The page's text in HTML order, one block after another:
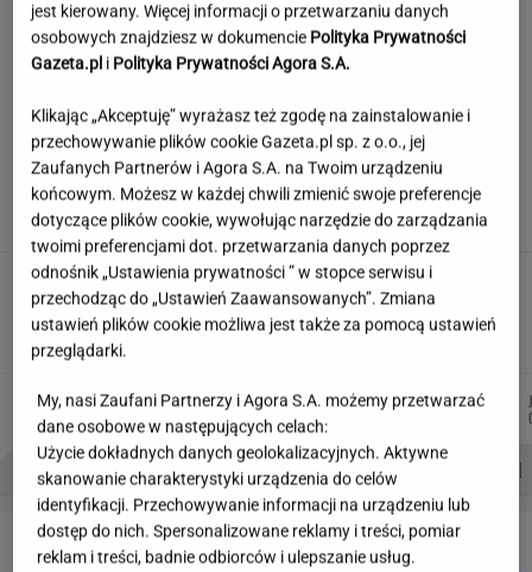
Jedno przekonanie może utrudniać życie
osobom z astygmatyzmem. Zwłaszcza latem
MATERIAŁ PROMOCYJNY
"Wymieniłam mojego byłego na
jego wujka milionera". Tak wciągają
mikrodramy
SUBSKRYPCJA
Teściowa mówi, że jest mamą jej
dziecka. "Chyba oszaleję"
KLAUDIA KIERZKOWSKA
DZIEJE SIĘ!
Autorzy:
AGNIESZKA
NIEDZIAŁEK
WIKTORIA
BECZEK
DANIEL
MAIKOWSKI
MICHAŁ
PROBLEMY POLSKICH SIATKARZY ZNAK Z '30' WISŁAWA SZYMBORSKA
jest kierowany. Więcej informacji o przetwarzaniu danych
osobowych znajdziesz w dokumencie Polityka Prywatności
Gazeta.pl i Polityka Prywatności Agora S.A.
Klikając „Akceptuję” wyrażasz też zgodę na zainstalowanie i
przechowywanie plików cookie Gazeta.pl sp. z o.o., jej
Zaufanych Partnerów i Agora S.A. na Twoim urządzeniu
końcowym. Możesz w każdej chwili zmienić swoje preferencje
dotyczące plików cookie, wywołując narzędzie do zarządzania
twoimi preferencjami dot. przetwarzania danych poprzez
odnośnik „Ustawienia prywatności ” w stopce serwisu i
przechodząc do „Ustawień Zaawansowanych”. Zmiana
ustawień plików cookie możliwa jest także za pomocą ustawień
przeglądarki.
My, nasi Zaufani Partnerzy i Agora S.A. możemy przetwarzać
dane osobowe w następujących celach:
Użycie dokładnych danych geolokalizacyjnych. Aktywne
skanowanie charakterystyki urządzenia do celów
identyfikacji. Przechowywanie informacji na urządzeniu lub
dostęp do nich. Spersonalizowane reklamy i treści, pomiar
reklam i treści, badnie odbiorców i ulepszanie usług.